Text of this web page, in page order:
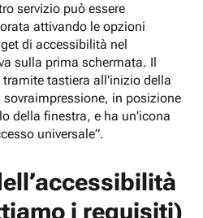
servizio può essere
attivando le opzioni
di accessibilità nel
sulla prima schermata. Il
tastiera all'inizio della
in posizione
della finestra, e ha un'icona
universale”.
i requisiti)